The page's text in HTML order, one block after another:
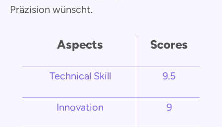
Präzision wünscht.
Aspects Scores
Technical Skill 9.5
Innovation 9